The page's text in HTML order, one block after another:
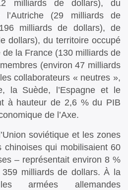
milliards de dollars), du
(29 milliards de
milliards de dollars), de
dollars), du territoire occupé
la France (130 milliards de
(environ 47 milliards
collaborateurs « neutres »,
la Suède, l’Espagne et le
à hauteur de 2,6 % du PIB
de l’Axe.
soviétique et les zones
chinoises qui mobilisaient 60
– représentait environ 8 %
milliards de dollars. À la
armées allemandes